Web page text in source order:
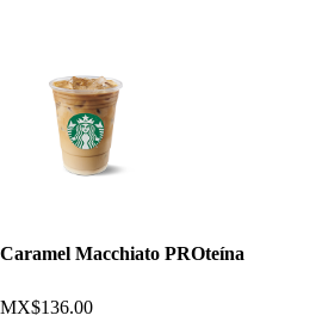
Caramel Macchiato PROteína
MX$136.00